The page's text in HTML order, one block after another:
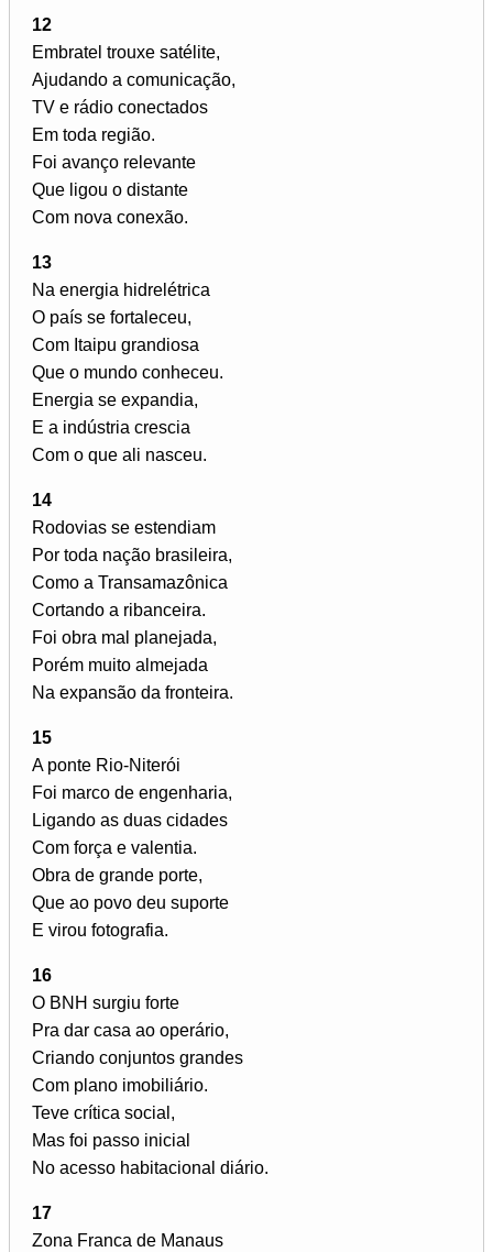
12
Embratel trouxe satélite,
Ajudando a comunicação,
TV e rádio conectados
Em toda região.
Foi avanço relevante
Que ligou o distante
Com nova conexão.
13
Na energia hidrelétrica
O país se fortaleceu,
Com Itaipu grandiosa
Que o mundo conheceu.
Energia se expandia,
E a indústria crescia
Com o que ali nasceu.
14
Rodovias se estendiam
Por toda nação brasileira,
Como a Transamazônica
Cortando a ribanceira.
Foi obra mal planejada,
Porém muito almejada
Na expansão da fronteira.
15
A ponte Rio-Niterói
Foi marco de engenharia,
Ligando as duas cidades
Com força e valentia.
Obra de grande porte,
Que ao povo deu suporte
E virou fotografia.
16
O BNH surgiu forte
Pra dar casa ao operário,
Criando conjuntos grandes
Com plano imobiliário.
Teve crítica social,
Mas foi passo inicial
No acesso habitacional diário.
17
Zona Franca de Manaus